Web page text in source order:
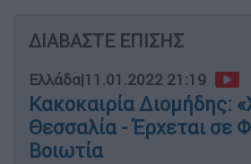
ΔΙΑΒΑΣΤΕ ΕΠΙΣΗΣ
Ελλάδα|11.01.2022 21:19
Κακοκαιρία Διομήδης:
Θεσσαλία - Έρχεται σε
Βοιωτία